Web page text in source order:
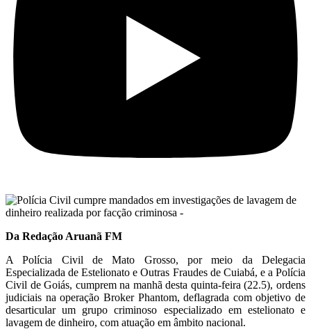
Da Redação Aruanã FM
A Polícia Civil de Mato Grosso, por meio da Delegacia
Especializada de Estelionato e Outras Fraudes de Cuiabá, e a Polícia
Civil de Goiás, cumprem na manhã desta quinta-feira (22.5), ordens
judiciais na operação Broker Phantom, deflagrada com objetivo de
desarticular um grupo criminoso especializado em estelionato e
lavagem de dinheiro, com atuação em âmbito nacional.